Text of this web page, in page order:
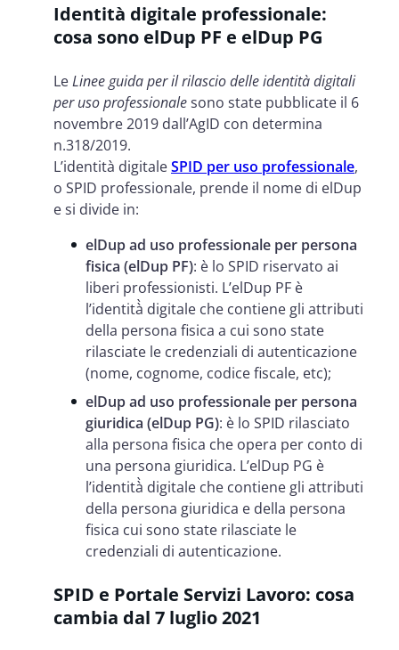
Identità digitale professionale:
cosa sono elDup PF e elDup PG
LeLinee guida per il rilascio delle identità digitali
per uso professionalesono state pubblicate il 6
novembre 2019 dall’AgID con determina
n.318/2019.
L’identità digitaleSPID per uso professionale,
o SPID professionale, prende il nome di elDup
e si divide in:
elDup ad uso professionale per persona
fisica (elDup PF): è lo SPID riservato ai
liberi professionisti. L’elDup PF è
l’identità̀ digitale che contiene gli attributi
della persona fisica a cui sono state
rilasciate le credenziali di autenticazione
(nome, cognome, codice fiscale, etc);
elDup ad uso professionale per persona
giuridica (elDup PG): è lo SPID rilasciato
alla persona fisica che opera per conto di
una persona giuridica. L’elDup PG è
l’identità̀ digitale che contiene gli attributi
della persona giuridica e della persona
fisica cui sono state rilasciate le
credenziali di autenticazione.
SPID e Portale Servizi Lavoro: cosa
cambia dal 7 luglio 2021